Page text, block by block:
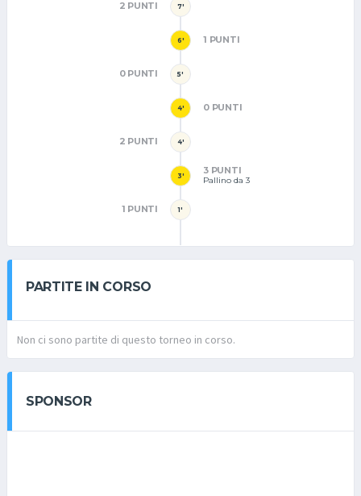
7'
2 PUNTI
6' 1 PUNTI
5'
0 PUNTI
4' 0 PUNTI
4'
2 PUNTI
3' 3 PUNTI
Pallino da 3
1'
1 PUNTI
PARTITE IN CORSO
Non ci sono partite di questo torneo in corso.
SPONSOR